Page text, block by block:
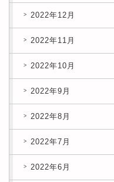
2022年12月
2022年11月
2022年10月
2022年9月
2022年8月
2022年7月
2022年6月